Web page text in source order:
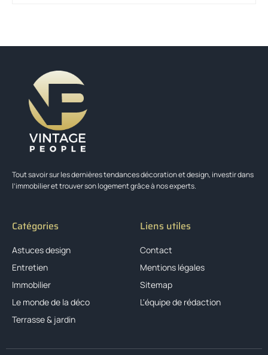
Tout savoir sur les dernières tendances décoration et design, investir dans
l’immobilier et trouver son logement grâce à nos experts.
Catégories
Astuces design
Entretien
Immobilier
Le monde de la déco
Terrasse & jardin
Liens utiles
Contact
Mentions légales
Sitemap
L'équipe de rédaction